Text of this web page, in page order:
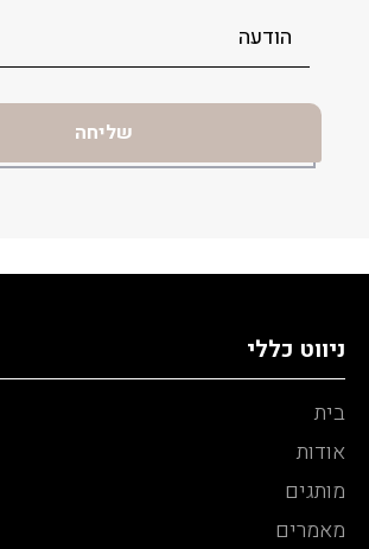
ניווט כללי
בית
אודות
מותגים
מאמרים